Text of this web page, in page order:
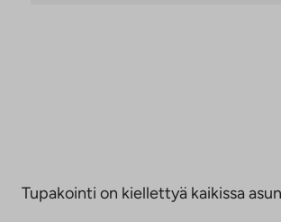
Tupakointi on kiellettyä kaikissa